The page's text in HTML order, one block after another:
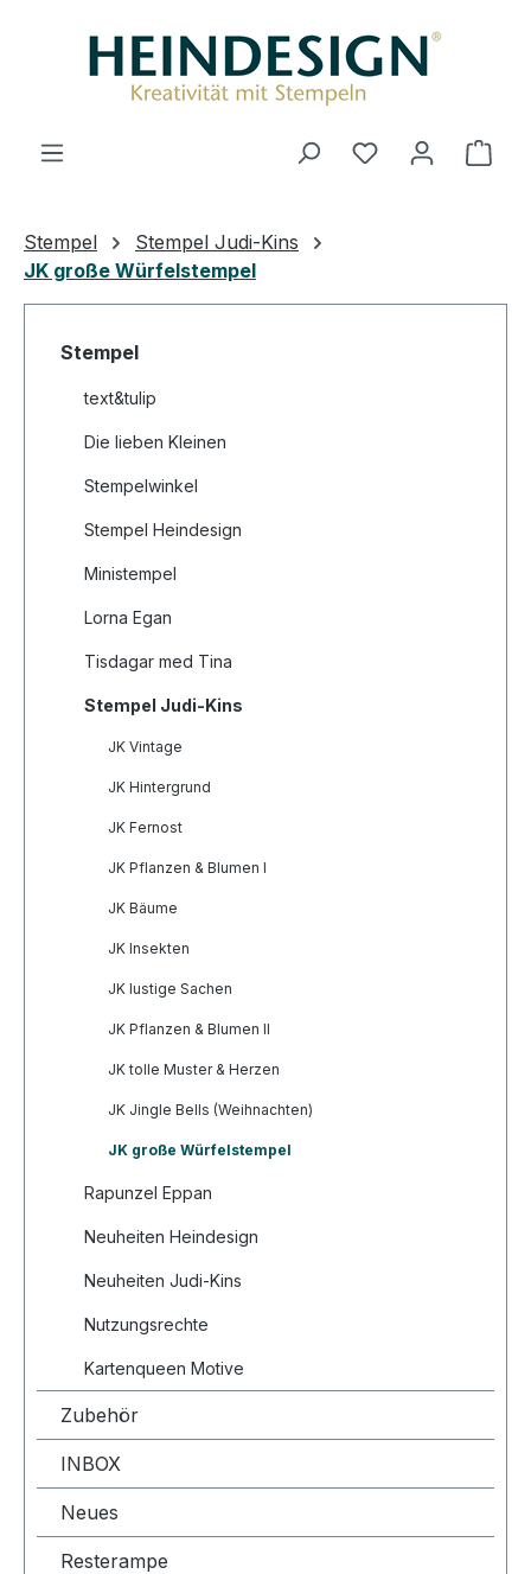
Du hast 0
Stempel
Stempel Judi-Kins
JK große Würfelstempel
Stempel
text&tulip
Die lieben Kleinen
Stempelwinkel
Stempel Heindesign
Ministempel
Lorna Egan
Tisdagar med Tina
Stempel Judi-Kins
JK Vintage
JK Hintergrund
JK Fernost
JK Pflanzen & Blumen I
JK Bäume
JK Insekten
JK lustige Sachen
JK Pflanzen & Blumen II
JK tolle Muster & Herzen
JK Jingle Bells (Weihnachten)
JK große Würfelstempel
Rapunzel Eppan
Neuheiten Heindesign
Neuheiten Judi-Kins
Nutzungsrechte
Kartenqueen Motive
Zubehör
INBOX
Neues
Resterampe